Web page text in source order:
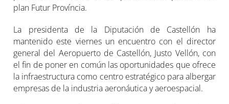
plan Futur Província.
La presidenta de la Diputación de Castellón ha
mantenido este viernes un encuentro con el director
general del Aeropuerto de Castellón, Justo Vellón, con
el fin de poner en común las oportunidades que ofrece
la infraestructura como centro estratégico para albergar
empresas de la industria aeronáutica y aeroespacial.